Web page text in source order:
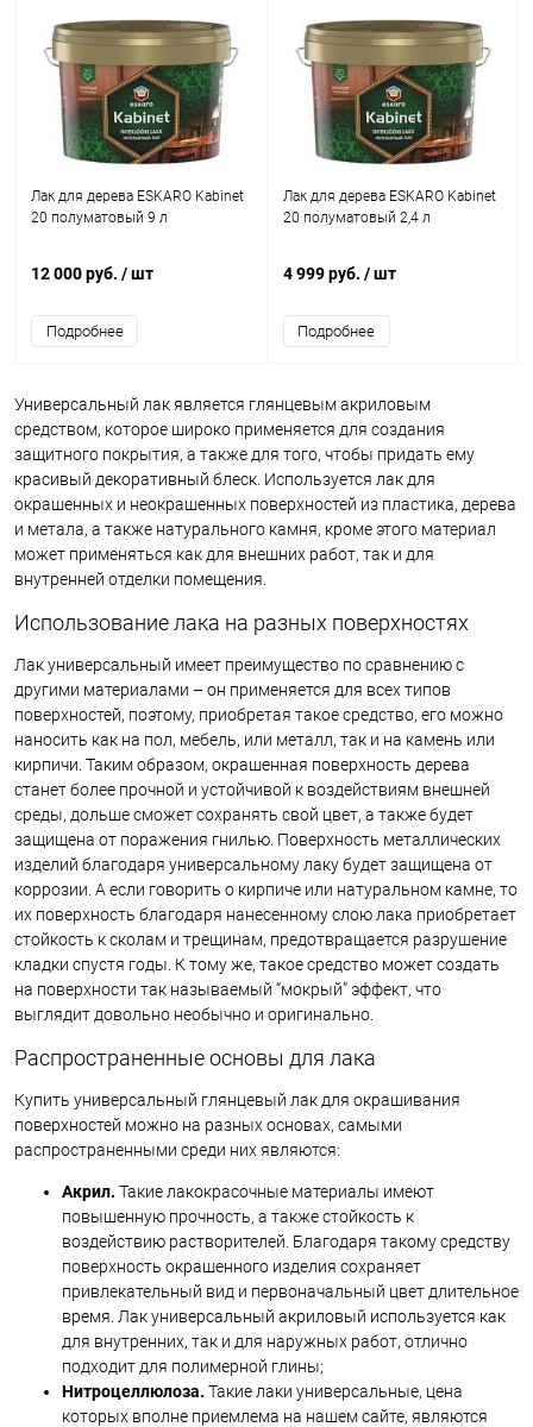
Лак для дерева ESKARO Kabinet
20 полуматовый 9 л
12 000 руб. / шт
Подробнее
Лак для дерева ESKARO Kabinet
20 полуматовый 2,4 л
4 999 руб. / шт
Подробнее
Универсальный лак является глянцевым акриловым
средством, которое широко применяется для создания
защитного покрытия, а также для того, чтобы придать ему
красивый декоративный блеск. Используется лак для
окрашенных и неокрашенных поверхностей из пластика, дерева
и метала, а также натурального камня, кроме этого материал
может применяться как для внешних работ, так и для
внутренней отделки помещения.
Использование лака на разных поверхностях
Лак универсальный имеет преимущество по сравнению с
другими материалами – он применяется для всех типов
поверхностей, поэтому, приобретая такое средство, его можно
наносить как на пол, мебель, или металл, так и на камень или
кирпичи. Таким образом, окрашенная поверхность дерева
станет более прочной и устойчивой к воздействиям внешней
среды, дольше сможет сохранять свой цвет, а также будет
защищена от поражения гнилью. Поверхность металлических
изделий благодаря универсальному лаку будет защищена от
коррозии. А если говорить о кирпиче или натуральном камне, то
их поверхность благодаря нанесенному слою лака приобретает
стойкость к сколам и трещинам, предотвращается разрушение
кладки спустя годы. К тому же, такое средство может создать
на поверхности так называемый “мокрый” эффект, что
выглядит довольно необычно и оригинально.
Распространенные основы для лака
Купить универсальный глянцевый лак для окрашивания
поверхностей можно на разных основах, самыми
распространенными среди них являются:
Акрил. Такие лакокрасочные материалы имеют
повышенную прочность, а также стойкость к
воздействию растворителей. Благодаря такому средству
поверхность окрашенного изделия сохраняет
привлекательный вид и первоначальный цвет длительное
время. Лак универсальный акриловый используется как
для внутренних, так и для наружных работ, отлично
подходит для полимерной глины;
Нитроцеллюлоза. Такие лаки универсальные, цена
которых вполне приемлема на нашем сайте, являются